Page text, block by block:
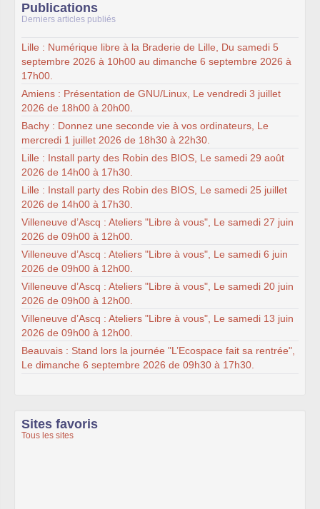
Publications
Derniers articles publiés
Lille : Numérique libre à la Braderie de Lille, Du samedi 5
septembre 2026 à 10h00 au dimanche 6 septembre 2026 à
17h00.
Amiens : Présentation de GNU/Linux, Le vendredi 3 juillet
2026 de 18h00 à 20h00.
Bachy : Donnez une seconde vie à vos ordinateurs, Le
mercredi 1 juillet 2026 de 18h30 à 22h30.
Lille : Install party des Robin des BIOS, Le samedi 29 août
2026 de 14h00 à 17h30.
Lille : Install party des Robin des BIOS, Le samedi 25 juillet
2026 de 14h00 à 17h30.
Villeneuve d’Ascq : Ateliers "Libre à vous", Le samedi 27 juin
2026 de 09h00 à 12h00.
Villeneuve d’Ascq : Ateliers "Libre à vous", Le samedi 6 juin
2026 de 09h00 à 12h00.
Villeneuve d’Ascq : Ateliers "Libre à vous", Le samedi 20 juin
2026 de 09h00 à 12h00.
Villeneuve d’Ascq : Ateliers "Libre à vous", Le samedi 13 juin
2026 de 09h00 à 12h00.
Beauvais : Stand lors la journée "L’Ecospace fait sa rentrée",
Le dimanche 6 septembre 2026 de 09h30 à 17h30.
Sites favoris
Tous les sites